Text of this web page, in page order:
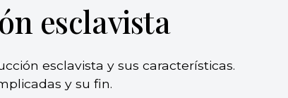
esclavista
esclavista y sus características.
y su fin.